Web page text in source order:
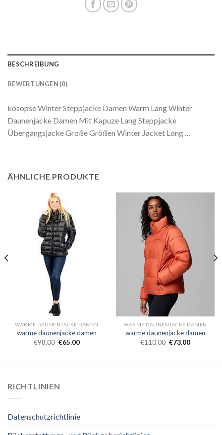
BESCHREIBUNG
BEWERTUNGEN (0)
kosopse Winter Steppjacke Damen Warm Lang Winter
Daunenjacke Damen Mit Kapuze Lang Steppjacke
Übergangsjacke Große Größen Winter Jacket Long …
ÄHNLICHE PRODUKTE
WARME DAUNENJACKE DAMEN
warme daunenjacke damen
€98.00 €65.00
WARME DAUNENJACKE DAMEN
warme daunenjacke damen
€110.00 €73.00
RICHTLINIEN
Datenschutzrichtlinie